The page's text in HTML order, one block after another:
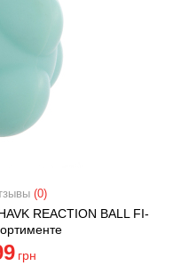
(0)
REACTION BALL FI-
грн